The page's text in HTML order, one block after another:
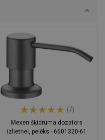
(7)
Mexen šķidruma dozators
izlietnei, pelēks - 6601320-61